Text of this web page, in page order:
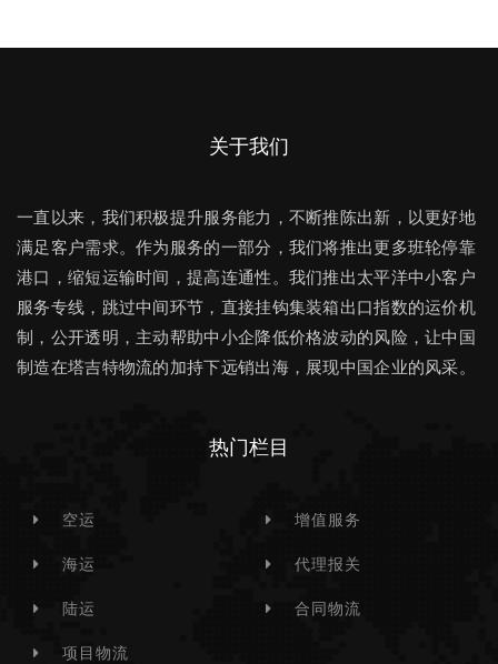
关于我们
一直以来，我们积极提升服务能力，不断推陈出新，以更好地
满足客户需求。作为服务的一部分，我们将推出更多班轮停靠
港口，缩短运输时间，提高连通性。我们推出太平洋中小客户
服务专线，跳过中间环节，直接挂钩集装箱出口指数的运价机
制，公开透明，主动帮助中小企降低价格波动的风险，让中国
制造在塔吉特物流的加持下远销出海，展现中国企业的风采。
热门栏目
空运
海运
陆运
项目物流
增值服务
代理报关
合同物流